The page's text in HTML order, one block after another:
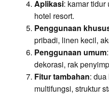
Aplikasi: kamar tidur
hotel resort.
Penggunaan
pribadi, linen kecil,
Penggunaan umum
dekorasi, rak
Fitur tambahan:
multifungsi, struktur